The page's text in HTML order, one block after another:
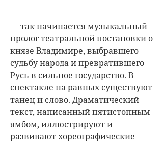
— так начинается музыкальный
пролог театральной постановки о
князе Владимире, выбравшего
судьбу народа и превратившего
Русь в сильное государство. В
спектакле на равных существуют
танец и слово. Драматический
текст, написанный пятистопным
ямбом, иллюстрируют и
развивают хореографические